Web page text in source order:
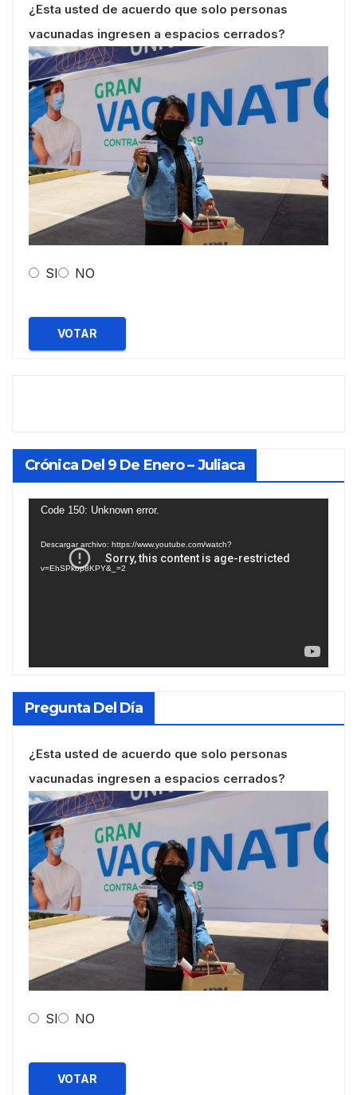
¿Esta usted de acuerdo que solo personas
vacunadas ingresen a espacios cerrados?
SI NO
VOTAR
Crónica Del 9 De Enero – Juliaca
Reproductor
Code 150: Unknown error.
Descargar archivo: https://www.youtube.com/watch?
v=EhSPkop8KPY&_=2
Pregunta Del Día
¿Esta usted de acuerdo que solo personas
vacunadas ingresen a espacios cerrados?
SI NO
VOTAR